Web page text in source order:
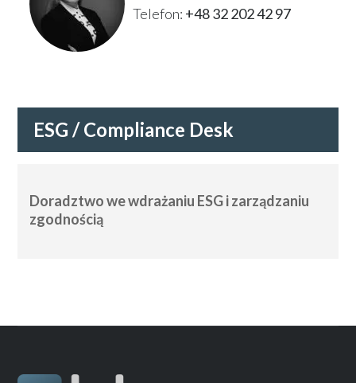
Telefon: +48 32 202 42 97
ESG / Compliance Desk
Doradztwo we wdrażaniu ESG i zarządzaniu
zgodnością